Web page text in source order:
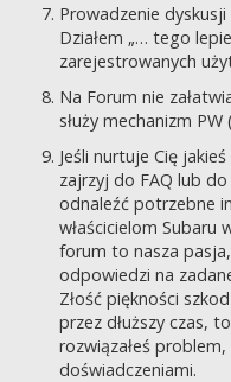
Prowadzenie
Działem „… tego
zarejestrowanych
Na Forum nie
służy mechanizm
Jeśli nurtuje Cię
zajrzyj do FAQ lub
odnaleźć potrzebne
właścicielom Subaru
forum to nasza
odpowiedzi na
Złość piękności
przez dłuższy czas,
rozwiązałeś
doświadczeniami.